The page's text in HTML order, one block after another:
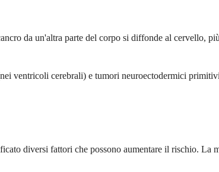
da un'altra parte del corpo si diffonde al cervello,
ventricoli cerebrali) e tumori neuroectodermici
diversi fattori che possono aumentare il rischio. La